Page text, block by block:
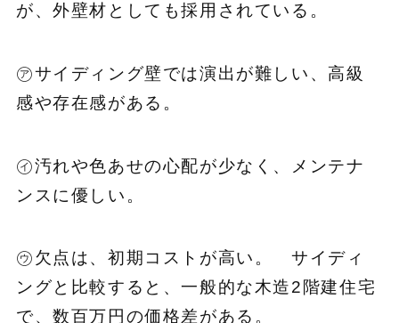
が、外壁材としても採用されている。
㋐サイディング壁では演出が難しい、高級
感や存在感がある。
㋑汚れや色あせの心配が少なく、メンテナ
ンスに優しい。
㋒欠点は、初期コストが高い。 サイディ
ングと比較すると、一般的な木造2階建住宅
で、数百万円の価格差がある。